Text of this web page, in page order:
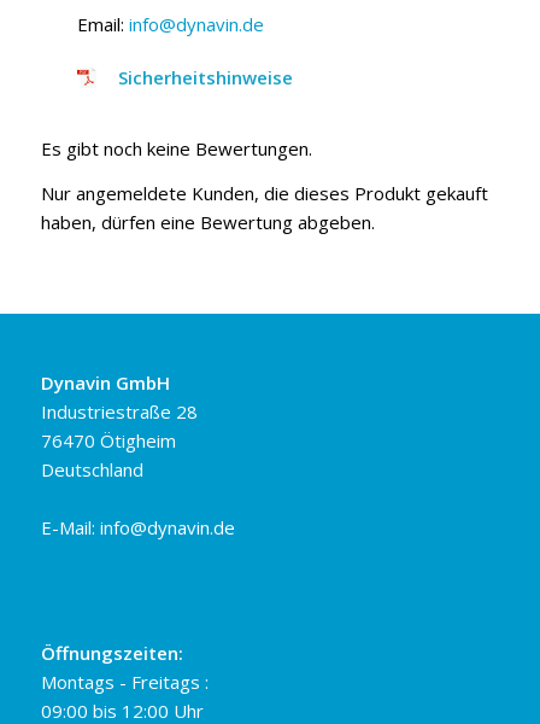
Email: info@dynavin.de
Sicherheitshinweise
Es gibt noch keine Bewertungen.
Nur angemeldete Kunden, die dieses Produkt gekauft
haben, dürfen eine Bewertung abgeben.
Dynavin GmbH
Industriestraße 28
76470 Ötigheim
Deutschland
E-Mail: info@dynavin.de
Öffnungszeiten:
Montags - Freitags :
09:00 bis 12:00 Uhr